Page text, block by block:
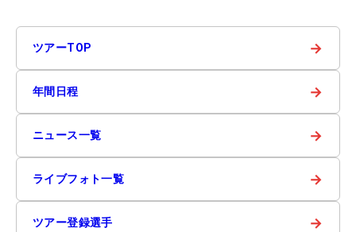
ツアーTOP →
年間日程 →
ニュース一覧 →
ライブフォト一覧 →
ツアー登録選手 →